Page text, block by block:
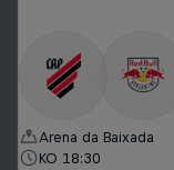
Arena da Baixada
KO 18:30